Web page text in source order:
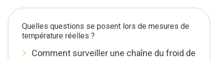
Quelles questions se posent lors de mesures de
température réelles ?
Comment surveiller une chaîne du froid de